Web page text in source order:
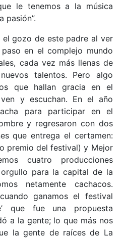
le tenemos a la música
pasión”.
el gozo de este padre al ver
en el complejo mundo
cada vez más llenas de
talentos. Pero algo
que hallan gracia en el
y escuchan. En el año
para participar en el
y regresaron con dos
que entrega el certamen:
premio del festival) y Mejor
cuatro producciones
para la capital de la
netamente cachacos.
ganamos el festival
que fue una propuesta
a la gente; lo que más nos
la gente de raíces de La